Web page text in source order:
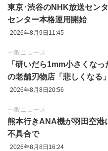
東京‪･‬渋谷のNHK放送セン
センター本格運用開始
2026年8月9日11:45
一般ニュース
「研いだら1mm小さくな
の老舗刃物店「悲しくなる」
2026年8月8日20:56
一般ニュース
熊本行きANA機が羽田空港
不具合で
2026年8月8日16:24